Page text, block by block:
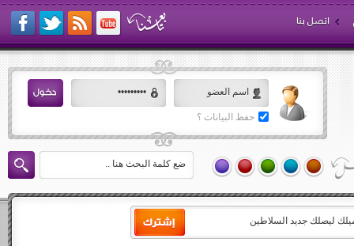
اتصل بنا
حفظ البيانات ؟